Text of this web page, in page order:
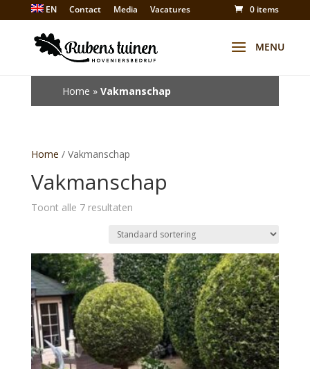
EN Contact Media
Vacatures
Winkel
0 items
Home » Vakmanschap
Home / Vakmanschap
Vakmanschap
Toont alle 7 resultaten